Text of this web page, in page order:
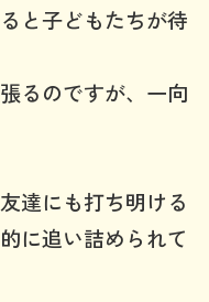
と子どもたちが待
るのですが、一向
達にも打ち明ける
に追い詰められて